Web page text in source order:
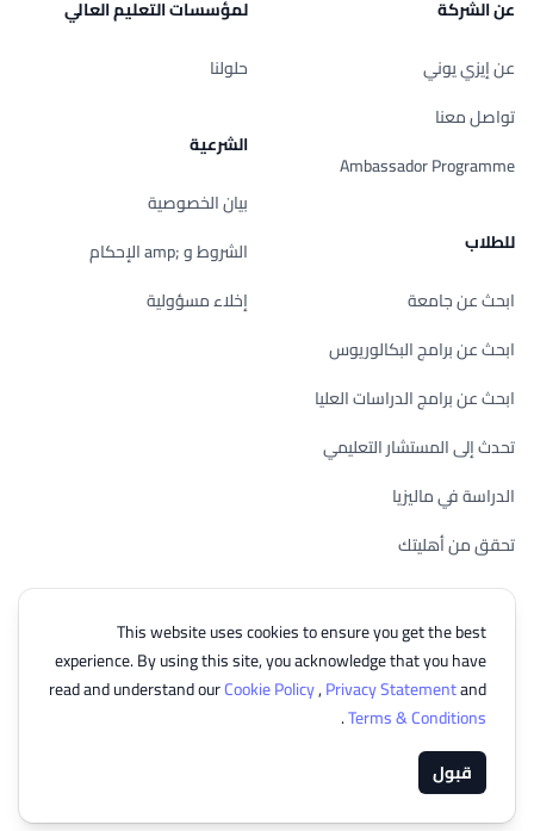
This website uses cookies to ensure you get the best
experience. By using this site, you acknowledge that you have
read and understand ourCookie Policy,Privacy Statementand
Terms & Conditions
.
قبول
عن الشركة
عن إيزي يوني
تواصل معنا
Ambassador Programme
للطلاب
ابحث عن جامعة
ابحث عن برامج البكالوريوس
ابحث عن برامج الدراسات العليا
تحدث إلى المستشار التعليمي
الدراسة في ماليزيا
تحقق من أهليتك
لمؤسسات التعليم العالي
حلولنا
الشرعية
بيان الخصوصية
الشروط و ;amp الإحكام
إخلاء مسؤولية
© 2026 EasyUni Sdn Bhd, company registration number 200801016907
(818200-P). All rights reserved.
Arabic